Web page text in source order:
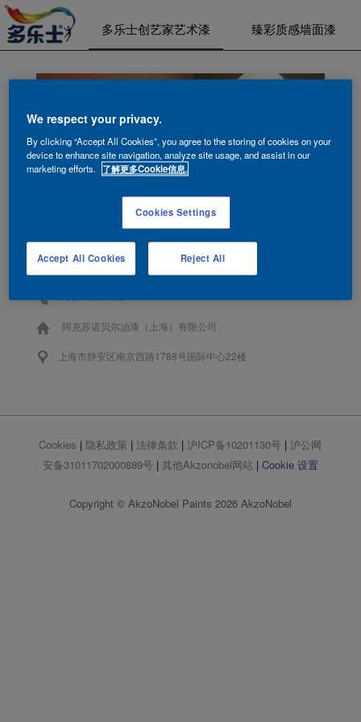
多乐士创艺家艺术漆 臻彩质感墙面漆
联系我们
阿克苏诺贝尔油漆（上海）有限公司
上海市静安区南京西路1788号国际中心22楼
Cookies | 隐私政策 | 法律条款 | 沪ICP备10201130号 | 沪公网
安备31011702000889号 | 其他Akzonobel网站 | Cookie 设置
Copyright © AkzoNobel Paints 2026 AkzoNobel
We respect your privacy.
By clicking “Accept All Cookies”, you agree to the storing of cookies on your
device to enhance site navigation, analyze site usage, and assist in our
marketing efforts. 了解更多Cookie信息.
Cookies Settings
Reject All
Accept All Cookies